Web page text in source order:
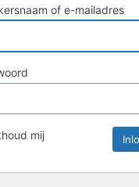
of e-mailadres
mij